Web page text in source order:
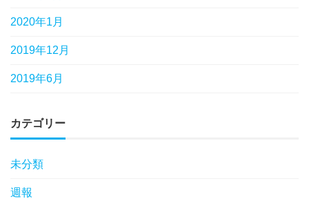
2020年1月
2019年12月
2019年6月
カテゴリー
未分類
週報